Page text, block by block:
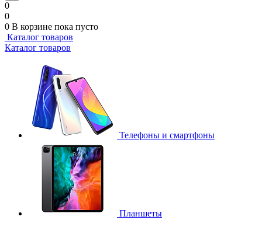
0
0
0 В корзине пока пусто
Каталог товаров
Каталог товаров
Телефоны и смартфоны
Планшеты